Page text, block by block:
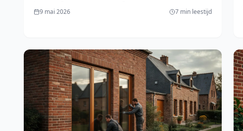
1800€ per stuk afhankelijk van de materialen. Vraag
9 mai 2026 7 min leestijd